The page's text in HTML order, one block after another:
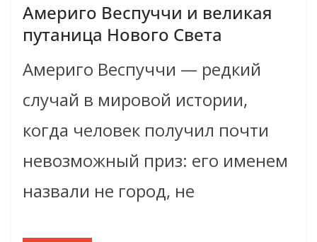
Америго Веспуччи и великая
путаница Нового Света
Америго Веспуччи — редкий
случай в мировой истории,
когда человек получил почти
невозможный приз: его именем
назвали не город, не